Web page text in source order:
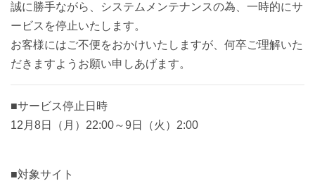
誠に勝手ながら、システムメンテナンスの為、一時的にサ
ービスを停止いたします。
お客様にはご不便をおかけいたしますが、何卒ご理解いた
だきますようお願い申しあげます。
■サービス停止日時
12月8日（月）22:00～9日（火）2:00
■対象サイト